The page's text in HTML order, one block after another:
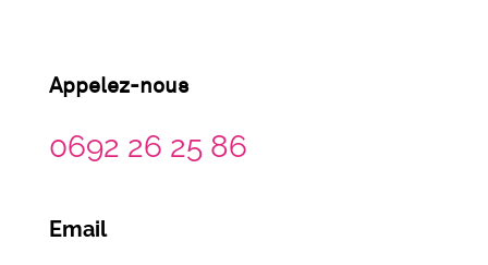
Appelez-nous
0692 26 25 86
Email